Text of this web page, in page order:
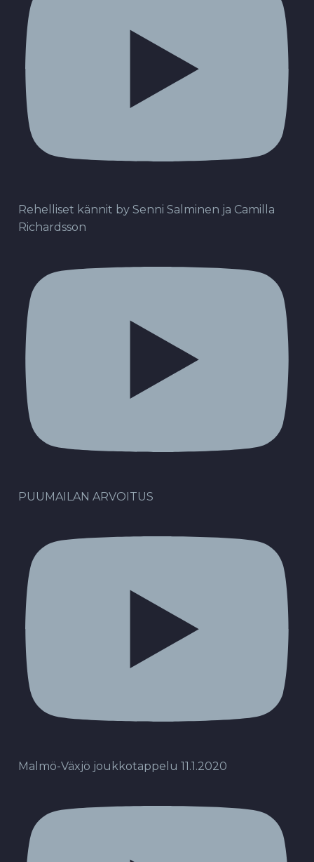
Rehelliset kännit by Senni Salminen ja Camilla
Richardsson
PUUMAILAN ARVOITUS
Malmö-Växjö joukkotappelu 11.1.2020